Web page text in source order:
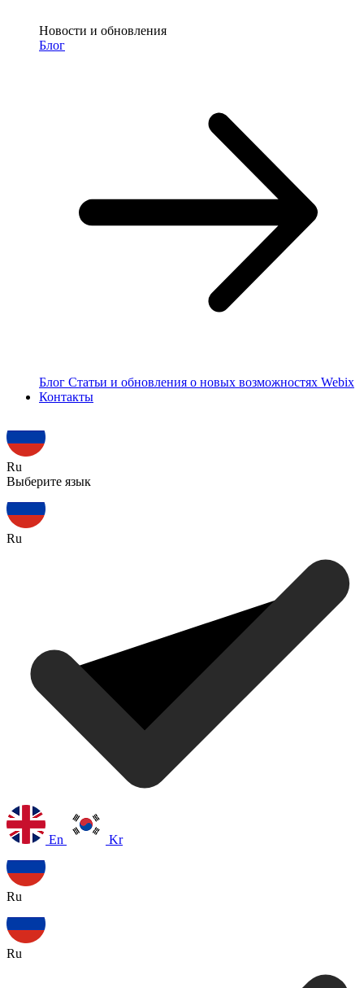
Новости и обновления
Блог
Блог Статьи и обновления о новых возможностях Webix
Контакты
Ru
Выберите язык
Ru
En Kr
Ru
Ru